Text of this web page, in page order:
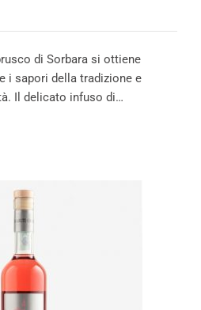
di Sorbara si ottiene
i sapori della tradizione e
Il delicato infuso di…